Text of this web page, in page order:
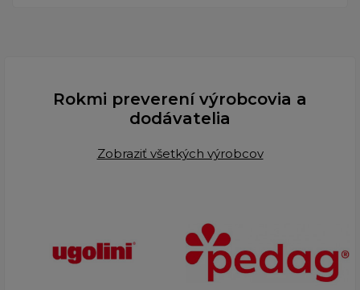
Rokmi preverení výrobcovia a
dodávatelia
Zobraziť všetkých výrobcov